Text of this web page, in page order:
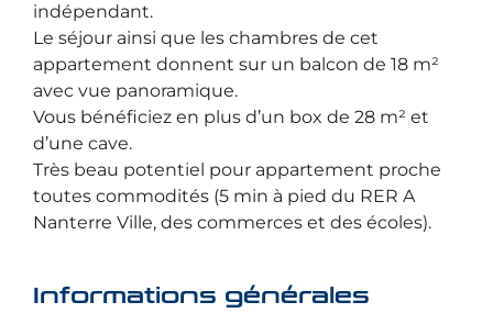
indépendant.
Le séjour ainsi que les chambres de cet
appartement donnent sur un balcon de 18 m²
avec vue panoramique.
Vous bénéficiez en plus d’un box de 28 m² et
d’une cave.
Très beau potentiel pour appartement proche
toutes commodités (5 min à pied du RER A
Nanterre Ville, des commerces et des écoles).
Informations générales